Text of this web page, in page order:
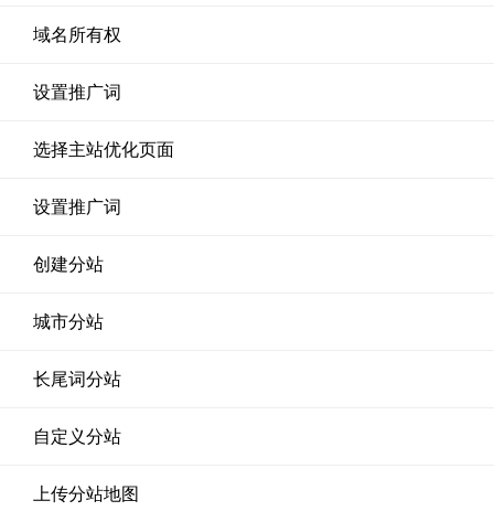
域名所有权
设置推广词
选择主站优化页面
设置推广词
创建分站
城市分站
长尾词分站
自定义分站
上传分站地图